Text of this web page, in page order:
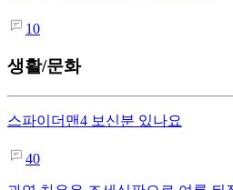
10
생활/문화
스파이더맨4 보신분 있나요
40